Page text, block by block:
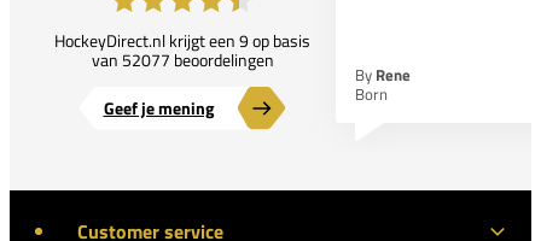
HockeyDirect.nl krijgt een 9 op basis
van 52077 beoordelingen
Geef je mening
By Rene
Born
Customer service